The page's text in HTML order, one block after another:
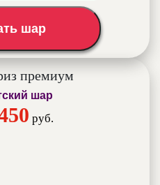
шар
премиум
шар
руб.